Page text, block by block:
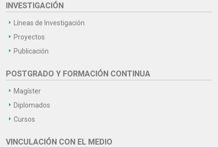
INVESTIGACIÓN
Líneas de Investigación
Proyectos
Publicación
POSTGRADO Y FORMACIÓN CONTINUA
Magíster
Diplomados
Cursos
VINCULACIÓN CON EL MEDIO